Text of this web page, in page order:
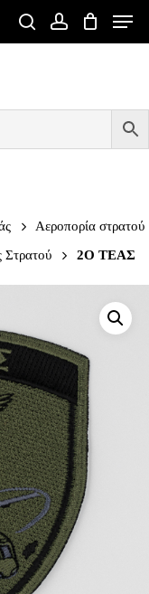
searchaccount
Menu
Αεροπορία στρατού
2Ο ΤΕΑΣ